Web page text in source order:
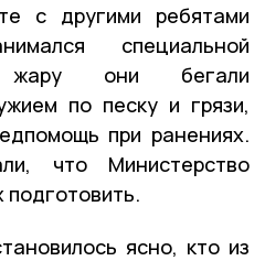
с другими ребятами
специальной
жару они бегали
по песку и грязи,
при ранениях.
что Министерство
подготовить.
ясно, кто из